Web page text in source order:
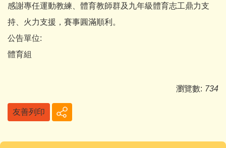
感謝專任運動教練、體育教師群及九年級體育志工鼎力支
持、火力支援，賽事圓滿順利。
公告單位:
體育組
瀏覽數: 734
友善列印